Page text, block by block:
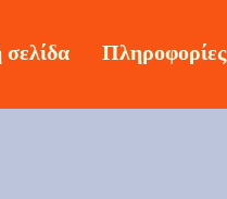
Πληροφορίες